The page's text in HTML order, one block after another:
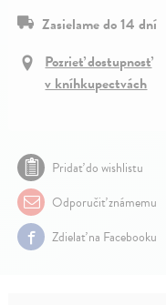
Zasielame do 14 dní
Pozrieť dostupnosť
v kníhkupectvách
Pridať do wishlistu
Odporučiť známemu
Zdielať na Facebooku